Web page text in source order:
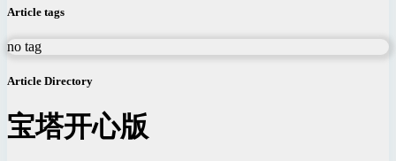
Article tags
no tag
Article Directory
宝塔开心版